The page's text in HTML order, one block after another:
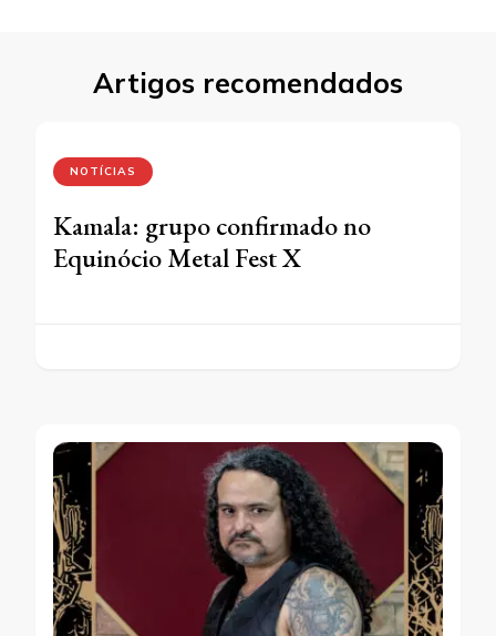
Artigos recomendados
NOTÍCIAS
Kamala: grupo confirmado no
Equinócio Metal Fest X